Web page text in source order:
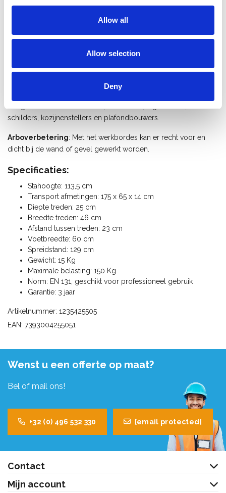
Allow all
Allow selection
Deny
ingeklapt, is makkelijk verplaatsbaar en compact te
transporteren. Een stevige handgreep aan één zijde
Ze zijn voorzien van een anti-slip structuur voor verbeterde grip.
De Apotrap is getest, goedgekeurd en gecertificeerd door het
Skeppshult Apotrapp met 5 treden
schilders, kozijnenstellers en plafondbouwers.
Arboverbetering: Met het werkbordes kan er recht voor en
dicht bij de wand of gevel gewerkt worden.
Specificaties:
Stahoogte: 113,5 cm
Transport afmetingen: 175 x 65 x 14 cm
Diepte treden: 25 cm
Breedte treden: 46 cm
Afstand tussen treden: 23 cm
Voetbreedte: 60 cm
Spreidstand: 129 cm
Gewicht: 15 Kg
Maximale belasting: 150 Kg
Norm: EN 131, geschikt voor professioneel gebruik
Garantie: 3 jaar
Artikelnummer: 1235425505
EAN: 7393004255051
Wenst u een offerte op maat?
Bel of mail ons!
+32 (0) 496 532 330 [email protected]
Contact
Mijn account